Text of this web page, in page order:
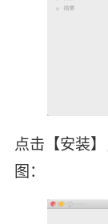
点击【安装
图：